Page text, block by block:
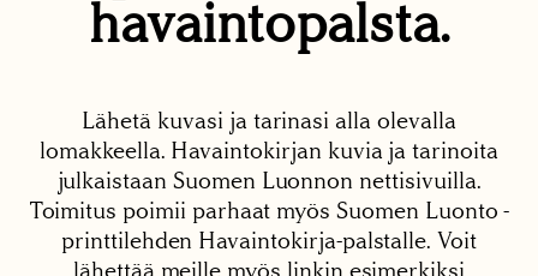
havaintopalsta.
Lähetä kuvasi ja tarinasi alla olevalla
lomakkeella. Havaintokirjan kuvia ja tarinoita
julkaistaan Suomen Luonnon nettisivuilla.
Toimitus poimii parhaat myös Suomen Luonto -
printtilehden Havaintokirja-palstalle. Voit